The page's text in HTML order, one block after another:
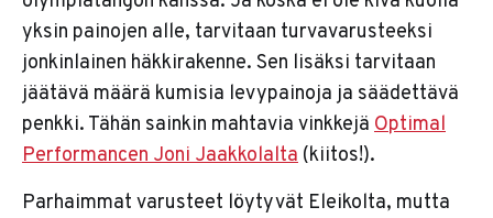
yksin painojen alle, tarvitaan turvavarusteeksi
jonkinlainen häkkirakenne. Sen lisäksi tarvitaan
jäätävä määrä kumisia levypainoja ja säädettävä
penkki. Tähän sainkin mahtavia vinkkejä Optimal
Performancen Joni Jaakkolalta (kiitos!).
Parhaimmat varusteet löytyvät Eleikolta, mutta